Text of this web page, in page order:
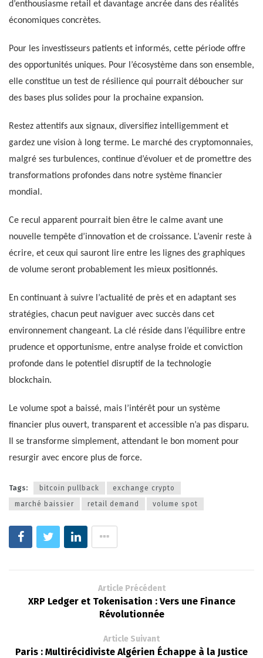
d’enthousiasme retail et davantage ancrée dans des réalités
économiques concrètes.
Pour les investisseurs patients et informés, cette période offre
des opportunités uniques. Pour l’écosystème dans son ensemble,
elle constitue un test de résilience qui pourrait déboucher sur
des bases plus solides pour la prochaine expansion.
Restez attentifs aux signaux, diversifiez intelligemment et
gardez une vision à long terme. Le marché des cryptomonnaies,
malgré ses turbulences, continue d’évoluer et de promettre des
transformations profondes dans notre système financier
mondial.
Ce recul apparent pourrait bien être le calme avant une
nouvelle tempête d’innovation et de croissance. L’avenir reste à
écrire, et ceux qui sauront lire entre les lignes des graphiques
de volume seront probablement les mieux positionnés.
En continuant à suivre l’actualité de près et en adaptant ses
stratégies, chacun peut naviguer avec succès dans cet
environnement changeant. La clé réside dans l’équilibre entre
prudence et opportunisme, entre analyse froide et conviction
profonde dans le potentiel disruptif de la technologie
blockchain.
Le volume spot a baissé, mais l’intérêt pour un système
financier plus ouvert, transparent et accessible n’a pas disparu.
Il se transforme simplement, attendant le bon moment pour
resurgir avec encore plus de force.
Tags: bitcoin pullback
exchange crypto
marché baissier
retail demand volume spot
Article Précédent
XRP Ledger et Tokenisation : Vers une Finance
Révolutionnée
Article Suivant
Paris : Multirécidiviste Algérien Échappe à la Justice